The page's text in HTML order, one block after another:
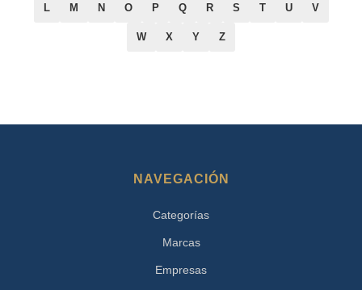
L M N O P Q R S T U V
W X Y Z
NAVEGACIÓN
Categorías
Marcas
Empresas